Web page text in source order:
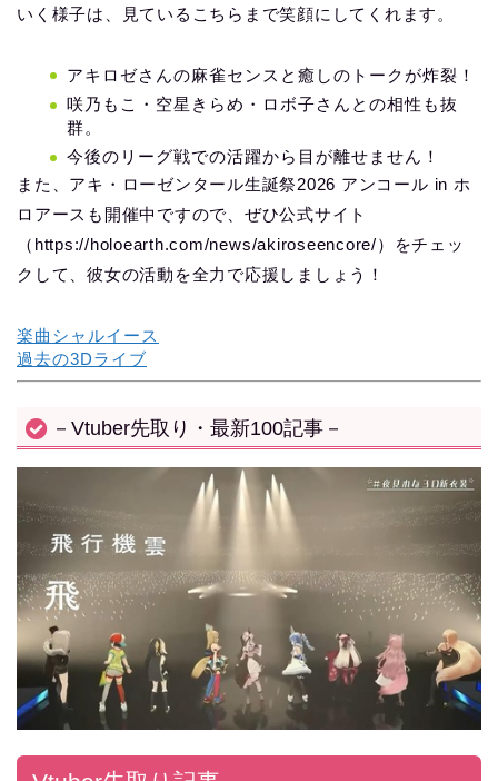
いく様子は、見ているこちらまで笑顔にしてくれます。
アキロゼさんの麻雀センスと癒しのトークが炸裂！
咲乃もこ・空星きらめ・ロボ子さんとの相性も抜
群。
今後のリーグ戦での活躍から目が離せません！
また、アキ・ローゼンタール生誕祭2026 アンコール in ホ
ロアースも開催中ですので、ぜひ公式サイト
（https://holoearth.com/news/akiroseencore/）をチェッ
クして、彼女の活動を全力で応援しましょう！
楽曲シャルイース
過去の3Dライブ
－Vtuber先取り・最新100記事－